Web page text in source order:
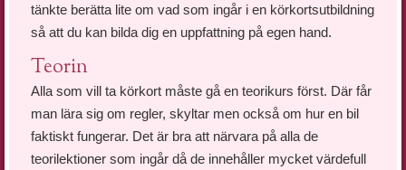
tänkte berätta lite om vad som ingår i en körkortsutbildning
så att du kan bilda dig en uppfattning på egen hand.
Teorin
Alla som vill ta körkort måste gå en teorikurs först. Där får
man lära sig om regler, skyltar men också om hur en bil
faktiskt fungerar. Det är bra att närvara på alla de
teorilektioner som ingår då de innehåller mycket värdefull